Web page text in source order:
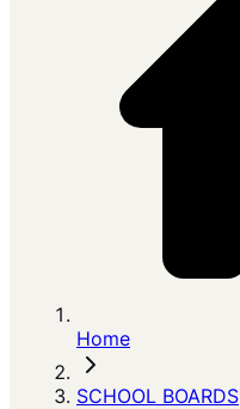
Home
SCHOOL BOARDS